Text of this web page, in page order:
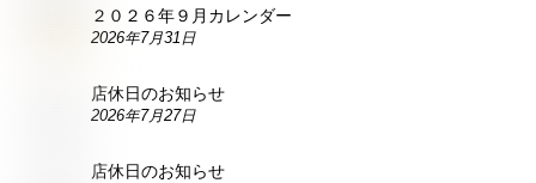
２０２６年９月カレンダー
2026年7月31日
店休日のお知らせ
2026年7月27日
店休日のお知らせ